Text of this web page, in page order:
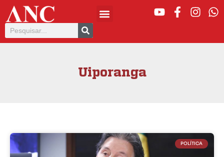
Uiporanga
POLÍTICA